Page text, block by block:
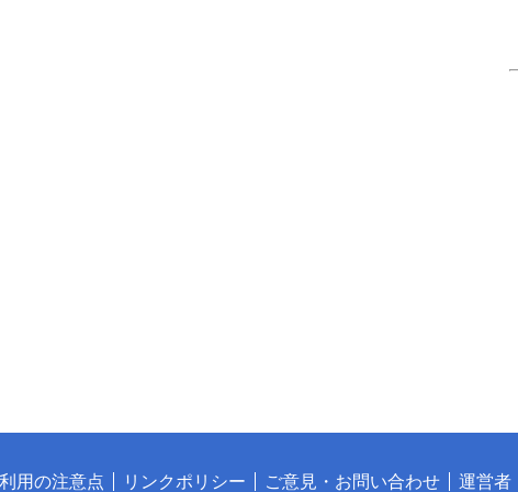
用の注意点 リンクポリシー ご意見・お問い合わせ 運営者